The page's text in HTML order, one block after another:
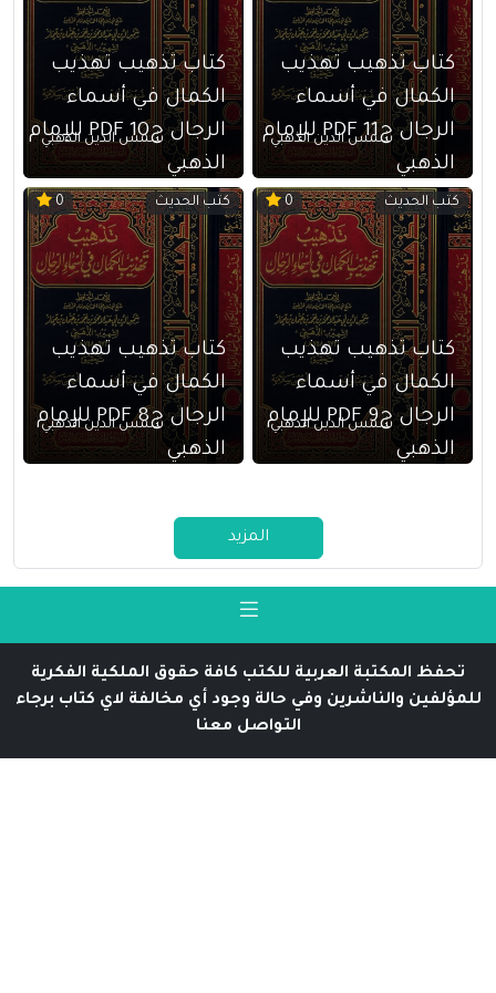
كتاب تذهيب تهذيب
الكمال في أسماء
الرجال ج11 PDF للإمام
الذهبي
شمس الدين الذهبي
كتاب تذهيب تهذيب
الكمال في أسماء
الرجال ج10 PDF للإمام
الذهبي
شمس الدين الذهبي
كتب الحديث 0
كتاب تذهيب تهذيب
الكمال في أسماء
الرجال ج9 PDF للإمام
الذهبي
شمس الدين الذهبي
كتب الحديث 0
كتاب تذهيب تهذيب
الكمال في أسماء
الرجال ج8 PDF للإمام
الذهبي
شمس الدين الذهبي
المزيد
تحفظ المكتبة العربية للكتب كافة حقوق الملكية الفكرية
للمؤلفين والناشرين وفي حالة وجود أي مخالفة لاي كتاب برجاء
التواصل معنا